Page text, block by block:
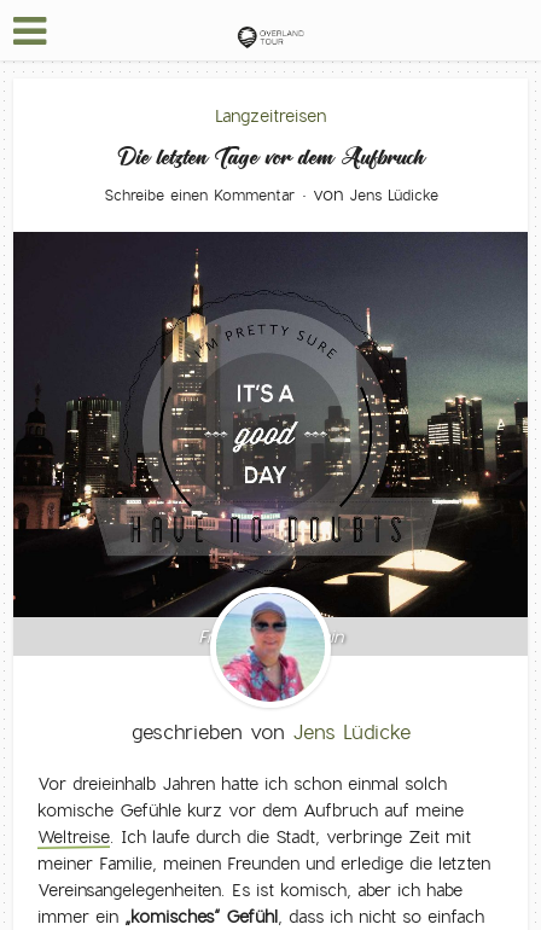
Langzeitreisen
Die letzten Tage vor dem Aufbruch
Schreibe einen Kommentar von Jens Lüdicke
Frankfurt am Main
geschrieben von Jens Lüdicke
Vor dreieinhalb Jahren hatte ich schon einmal solch
komische Gefühle kurz vor dem Aufbruch auf meine
Weltreise. Ich laufe durch die Stadt, verbringe Zeit mit
meiner Familie, meinen Freunden und erledige die letzten
Vereinsangelegenheiten. Es ist komisch, aber ich habe
immer ein „komisches“ Gefühl, dass ich nicht so einfach